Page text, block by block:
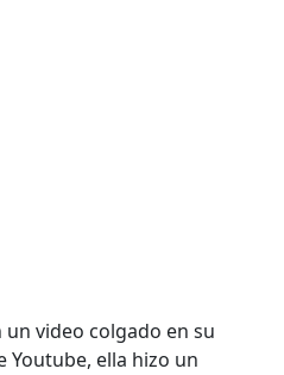
un video colgado en su
Youtube, ella hizo un